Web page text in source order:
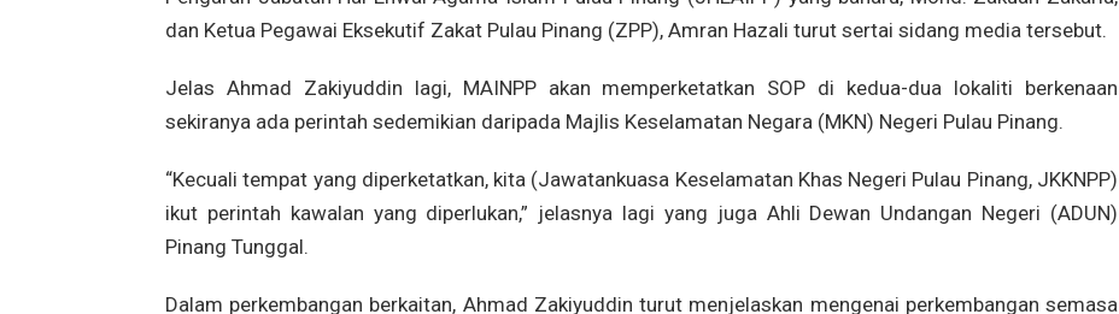
dan Ketua Pegawai Eksekutif Zakat Pulau Pinang (ZPP), Amran Hazali turut sertai sidang media tersebut.
Jelas Ahmad Zakiyuddin lagi, MAINPP akan memperketatkan SOP di kedua-dua lokaliti berkenaan
sekiranya ada perintah sedemikian daripada Majlis Keselamatan Negara (MKN) Negeri Pulau Pinang.
“Kecuali tempat yang diperketatkan, kita (Jawatankuasa Keselamatan Khas Negeri Pulau Pinang, JKKNPP)
ikut perintah kawalan yang diperlukan,” jelasnya lagi yang juga Ahli Dewan Undangan Negeri (ADUN)
Pinang Tunggal.
Dalam perkembangan berkaitan, Ahmad Zakiyuddin turut menjelaskan mengenai perkembangan semasa